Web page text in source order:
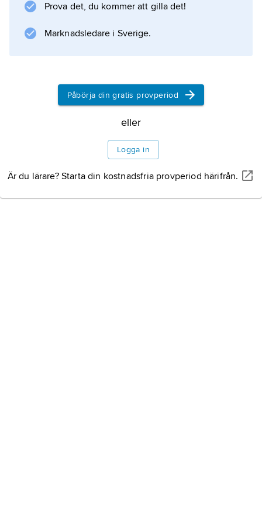
kemikalier, kyla och värme. På grund av sin
mycket låga vattenabsorption ger den en
Information om artikeln
Prova det, du kommer att gilla det!
Marknadsledare i Sverige.
Påbörja din gratis provperiod
eller
Logga in
Är du lärare? Starta din kostnadsfria provperiod härifrån.